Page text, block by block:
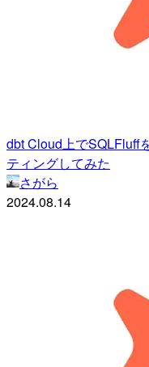
dbt Cloud上でSQLFluff
ティングしてみた
さがら
2024.08.14